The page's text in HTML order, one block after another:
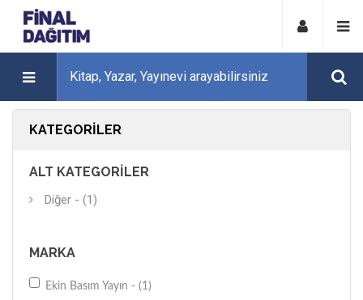
KATEGORILER
ALT KATEGORILER
Diğer - (1)
MARKA
Ekin Basım Yayın - (1)